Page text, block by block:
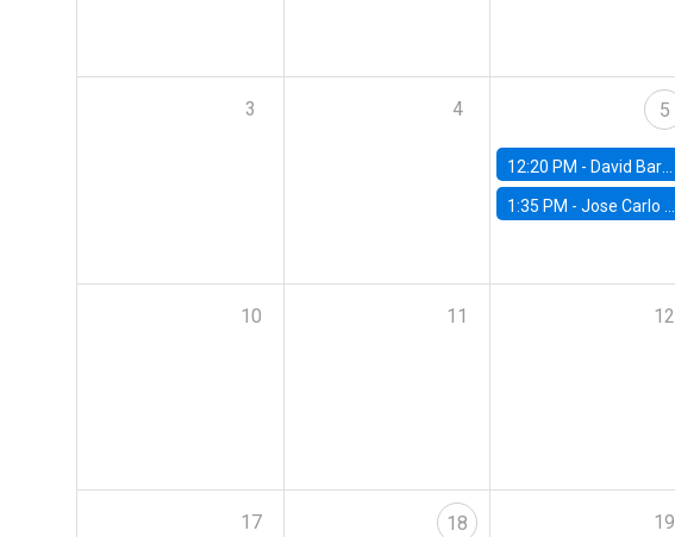
3 4 5
12:20 PM - David Bardey, Universidad de los Andes - CEDE
1:35 PM -Jose Carlo Bermudez, UC (ME) & World Bank
10 11 12
17 18 19